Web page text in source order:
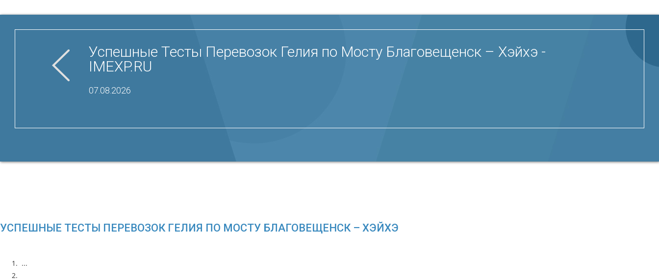
Успешные Тесты Перевозок Гелия по Мосту Благовещенск – Хэйхэ -
IMEXP.RU
07.08.2026
УСПЕШНЫЕ ТЕСТЫ ПЕРЕВОЗОК ГЕЛИЯ ПО МОСТУ БЛАГОВЕЩЕНСК – ХЭЙХЭ
...